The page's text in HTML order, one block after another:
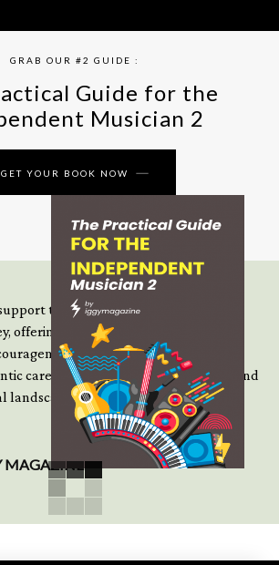
GRAB OUR #2 GUIDE :
Guide for the
Musician 2
GET YOUR BOOK NOW
those climbing the next steps of
offering practical insight, updated
to continue building
careers in an increasingly complex and
landscape.
MAGAZINE